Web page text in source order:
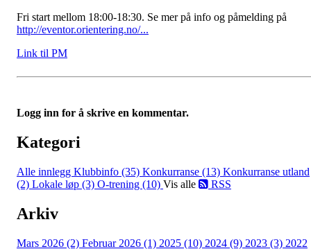
Fri start mellom 18:00-18:30. Se mer på info og påmelding på
http://eventor.orientering.no/...
Link til PM
Logg inn for å skrive en kommentar.
Kategori
Alle innlegg Klubbinfo (35) Konkurranse (13) Konkurranse utland
(2) Lokale løp (3) O-trening (10) Vis alle RSS
Arkiv
Mars 2026 (2) Februar 2026 (1) 2025 (10) 2024 (9) 2023 (3) 2022